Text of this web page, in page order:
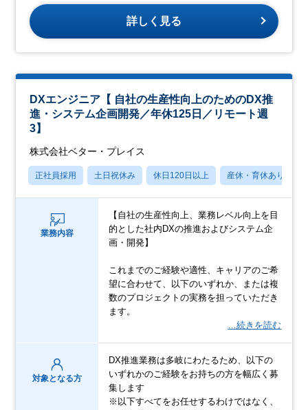
詳しく見る
DXエンジニア【 自社の生産性向上のためのDX推
進・システム企画開発／年休125日／リモート週
3】
株式会社ベター・プレイス
正社員採用 土日祝休み 休日120日以上 産休・育休あり
業務内容
【自社の生産性向上、業務レベル向上を目
的とした社内DXの推進およびシステム企
画・開発】
これまでのご経験や適性、キャリアのご希
望に合わせて、以下のいずれか、または複
数のプロジェクトの実務を担っていただき
ます。
…続きを読む
対象となる方
DX推進業務は多岐にわたるため、以下の
いずれかのご経験をお持ちの方を幅広く募
集します
※以下すべてをお任せするわけではなく、